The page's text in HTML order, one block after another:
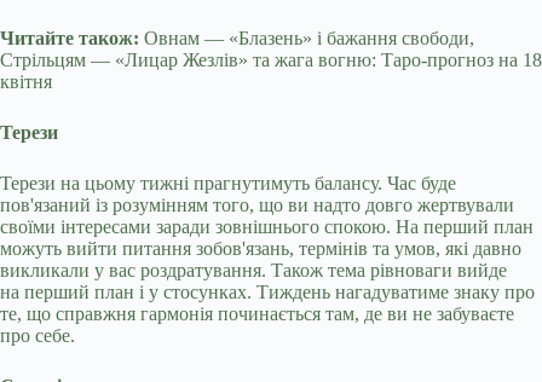
Читайте також: Овнам — «Блазень» і бажання свободи,
Стрільцям — «Лицар Жезлів» та жага вогню: Таро-прогноз на 18
квітня
Терези
Терези на цьому тижні прагнутимуть балансу. Час буде
пов'язаний із розумінням того, що ви надто довго жертвували
своїми інтересами заради зовнішнього спокою. На перший план
можуть вийти питання зобов'язань, термінів та умов, які давно
викликали у вас роздратування. Також тема рівноваги вийде
на перший план і у стосунках. Тиждень нагадуватиме знаку про
те, що справжня гармонія починається там, де ви не забуваєте
про себе.